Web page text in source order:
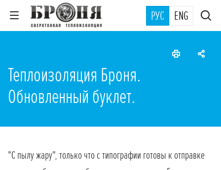
РУС ENG
Теплоизоляция Броня.
Обновленный буклет.
"С пылу жару", только что с типографии готовы к отправке